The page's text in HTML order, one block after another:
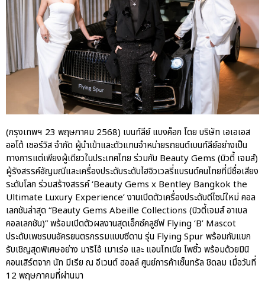
ปอร์เช่ เอเอเอสฯ พลิกแนวคิด
After Sale สู่ Porsche Ownership
Experience แบบครบวงจร ผ่าน
แคมเปญ Cayenne Service Clinic
‘Bentley Diamond’ ใหม่ ดีไซน์
ระดับซิกเนเจอร์ในยนตรกรรม
EV รุ่นแรก พร้อมเปิดตัวกันยายน
นี้
ปอร์เช่ เอเอเอสฯ ยกประสบการณ์
Porsche สู่ Central Northville ใน
งาน AAS Roadshow พร้อมข้อ
เสนอพิเศษ Mid-Year 2026
เบนท์ลีย์ แบงค็อก ส่งมอบองค์
ความรู้การขับขี่รถยนต์เบนท์ลีย์
อย่างปลอดภัยในงาน
(กรุงเทพฯ 23 พฤษภาคม 2568) เบนท์ลีย์ แบงค็อก โดย บริษัท เอเอเอส
ออโต้ เซอร์วิส จำกัด ผู้นำเข้าและตัวแทนจำหน่ายรถยนต์เบนท์ลีย์อย่างเป็น
ทางการแต่เพียงผู้เดียวในประเทศไทย ร่วมกับ Beauty Gems (บิวตี้ เจมส์)
ผู้รังสรรค์อัญมณีและเครื่องประดับระดับไฮจิวเวลรี่แบรนด์คนไทยที่มีชื่อเสียง
ระดับโลก ร่วมสร้างสรรค์ ‘Beauty Gems x Bentley Bangkok the
Ultimate Luxury Experience’ งานเปิดตัวเครื่องประดับดีไซน์ใหม่ คอล
เลกชันล่าสุด “Beauty Gems Abeille Collections (บิวตี้เจมส์ อาเบล
คอลเลกชัน)” พร้อมเปิดตัวผลงานสุดเอ็กซ์คลูซีฟ Flying ‘B’ Mascot
ประดับเพชรบนอัครยนตรกรรมแบบซีดาน รุ่น Flying Spur พร้อมกับแขก
รับเชิญสุดพิเศษอย่าง มาริโอ้ เมาเร่อ และ แอนโทเนีย โพซิ้ว พร้อมด้วยมินิ
คอนเสิร์ตจาก นัท มีเรีย ณ อีเวนต์ ฮอลล์ ศูนย์การค้าเซ็นทรัล ชิดลม เมื่อวันที่
12 พฤษภาคมที่ผ่านมา